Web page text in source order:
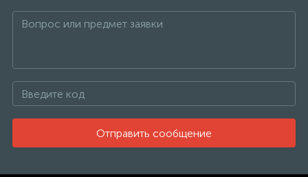
Отправить сообщение